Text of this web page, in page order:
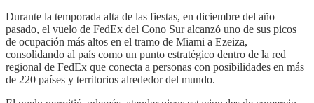
Durante la temporada alta de las fiestas, en diciembre del año
pasado, el vuelo de FedEx del Cono Sur alcanzó uno de sus picos
de ocupación más altos en el tramo de Miami a Ezeiza,
consolidando al país como un punto estratégico dentro de la red
regional de FedEx que conecta a personas con posibilidades en más
de 220 países y territorios alrededor del mundo.